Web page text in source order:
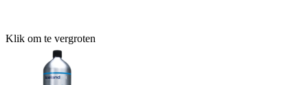
Klik om te vergroten